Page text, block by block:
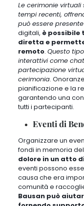
Le cerimonie
tempi recenti,
può essere
digitali, è possibile
diretta e
remoto. Questo
interattivi come
partecipazione
cerimonia.
pianificazione e la
garantendo una
tutti i partecipanti.
Eventi di
Organizzare un
fondi in memoria
dolore in un atto
eventi possono
causa che era
comunità e
Bausan può